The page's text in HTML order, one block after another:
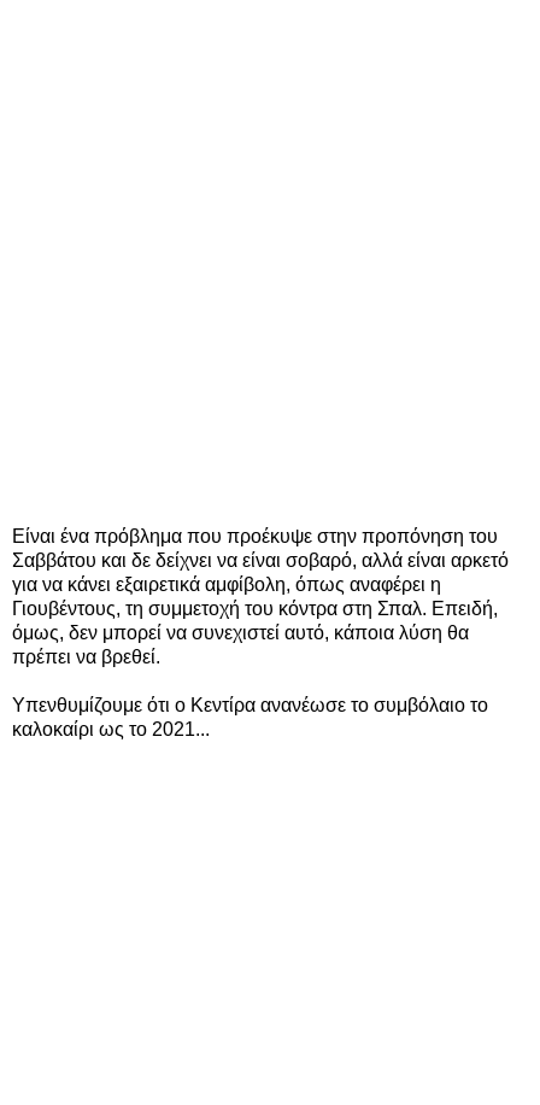
Είναι ένα πρόβλημα που προέκυψε στην προπόνηση του
Σαββάτου και δε δείχνει να είναι σοβαρό, αλλά είναι αρκετό
για να κάνει εξαιρετικά αμφίβολη, όπως αναφέρει η
Γιουβέντους, τη συμμετοχή του κόντρα στη Σπαλ. Επειδή,
όμως, δεν μπορεί να συνεχιστεί αυτό, κάποια λύση θα
πρέπει να βρεθεί.
Υπενθυμίζουμε ότι ο Κεντίρα ανανέωσε το συμβόλαιο το
καλοκαίρι ως το 2021...